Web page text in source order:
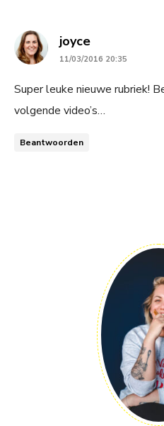
joycesays:
11/03/2016 20:35
Super leuke nieuwe rubriek!
volgende video’s…
Beantwoorden